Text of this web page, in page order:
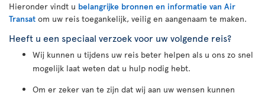
Hieronder vindt u belangrijke bronnen en informatie van Air
Transat om uw reis toegankelijk, veilig en aangenaam te maken.
Heeft u een speciaal verzoek voor uw volgende reis?
Wij kunnen u tijdens uw reis beter helpen als u ons zo snel
mogelijk laat weten dat u hulp nodig hebt.
Om er zeker van te zijn dat wij aan uw wensen kunnen